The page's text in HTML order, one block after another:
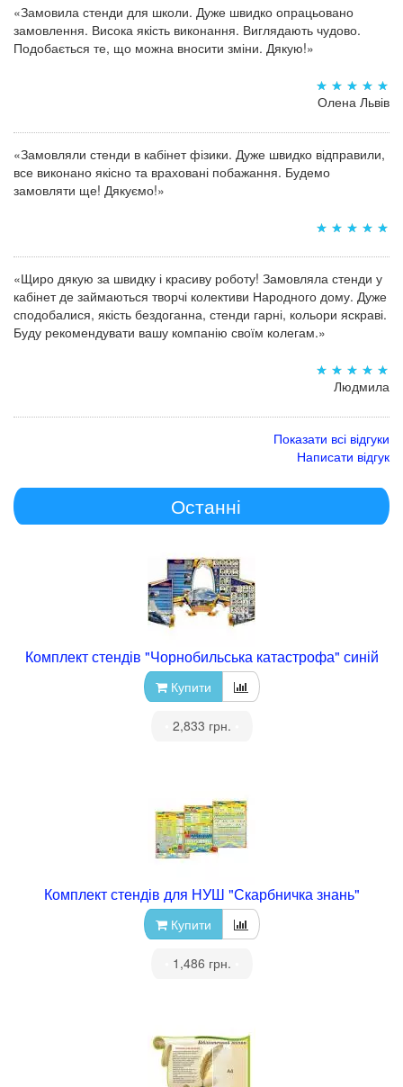
«Замовила стенди для школи. Дуже швидко опрацьовано
замовлення. Висока якість виконання. Виглядають чудово.
Подобається те, що можна вносити зміни. Дякую!»
Олена Львів
«Замовляли стенди в кабінет фізики. Дуже швидко відправили,
все виконано якісно та враховані побажання. Будемо
замовляти ще! Дякуємо!»
«Щиро дякую за швидку і красиву роботу! Замовляла стенди у
кабінет де займаються творчі колективи Народного дому. Дуже
сподобалися, якість бездоганна, стенди гарні, кольори яскраві.
Буду рекомендувати вашу компанію своїм колегам.»
Людмила
Показати всі відгуки
Написати відгук
Останні
Комплект стендів "Чорнобильська катастрофа" синій
Купити
2,833 грн.
Комплект стендів для НУШ "Скарбничка знань"
Купити
1,486 грн.